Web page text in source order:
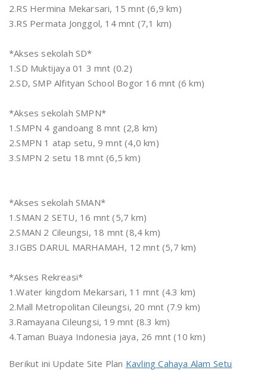
2.RS Hermina Mekarsari, 15 mnt (6,9 km)
3.RS Permata Jonggol, 14 mnt (7,1 km)
*Akses sekolah SD*
1.SD Muktijaya 01 3 mnt (0.2)
2.SD, SMP Alfityan School Bogor 16 mnt (6 km)
*Akses sekolah SMPN*
1.SMPN 4 gandoang 8 mnt (2,8 km)
2.SMPN 1 atap setu, 9 mnt (4,0 km)
3.SMPN 2 setu 18 mnt (6,5 km)
*Akses sekolah SMAN*
1.SMAN 2 SETU, 16 mnt (5,7 km)
2.SMAN 2 Cileungsi, 18 mnt (8,4 km)
3.IGBS DARUL MARHAMAH, 12 mnt (5,7 km)
*Akses Rekreasi*
1.Water kingdom Mekarsari, 11 mnt (4.3 km)
2.Mall Metropolitan Cileungsi, 20 mnt (7.9 km)
3.Ramayana Cileungsi, 19 mnt (8.3 km)
4.Taman Buaya Indonesia jaya, 26 mnt (10 km)
Berikut ini Update Site Plan Kavling Cahaya Alam Setu